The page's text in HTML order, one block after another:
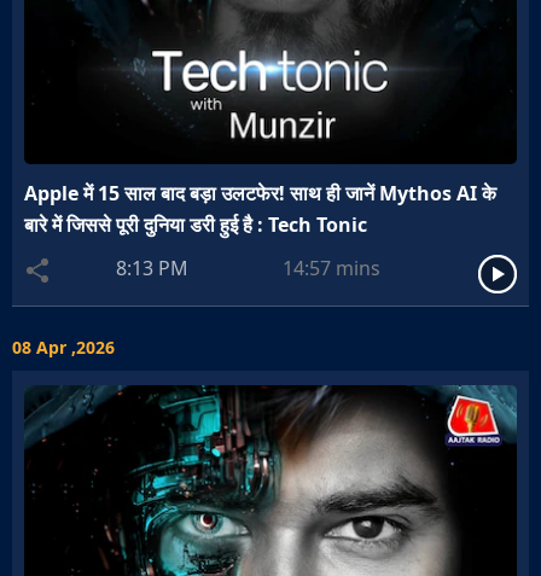
Apple में 15 साल बाद बड़ा उलटफेर! साथ ही जानें Mythos AI के
बारे में जिससे पूरी दुनिया डरी हुई है : Tech Tonic
8:13 PM
14:57 mins
08 Apr ,2026